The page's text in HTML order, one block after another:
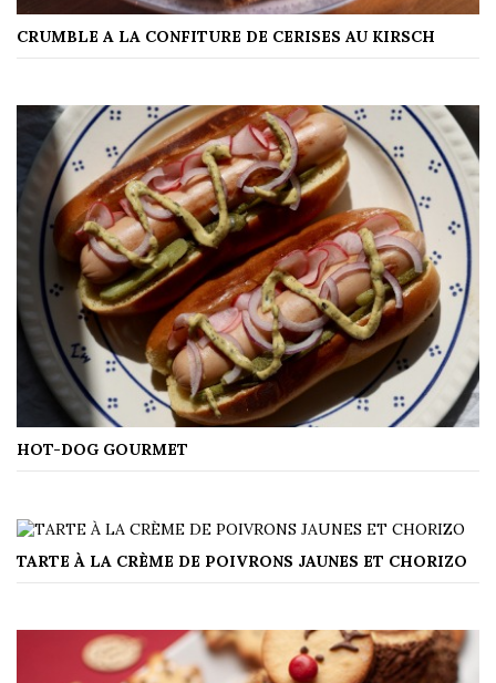
CRUMBLE A LA CONFITURE DE CERISES AU KIRSCH
HOT-DOG GOURMET
TARTE À LA CRÈME DE POIVRONS JAUNES ET CHORIZO